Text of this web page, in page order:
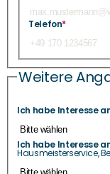
Telefon*
Weitere
Ich habe Interesse
Ich habe Interesse
Hausmeisterservice,